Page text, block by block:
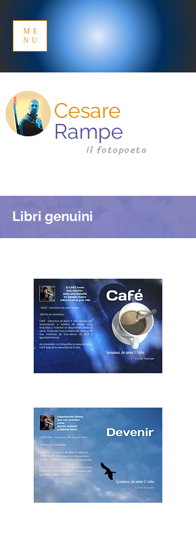
ME
NU
Cesare
Rampe
il fotopoeta
Libri genuini